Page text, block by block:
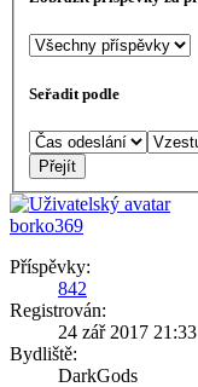
Seřadit podle
borko369
Příspěvky:
842
Registrován:
24 zář 2017 21:33
Bydliště:
DarkGods